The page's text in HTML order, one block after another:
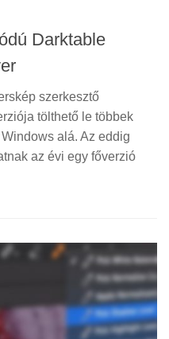
Darktable
szerkesztő
tölthető le többek
alá. Az eddig
az évi egy főverzió